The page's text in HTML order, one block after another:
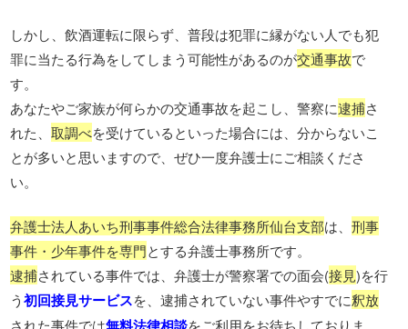
しかし、飲酒運転に限らず、普段は犯罪に縁がない人でも犯
罪に当たる行為をしてしまう可能性があるのが交通事故で
す。
あなたやご家族が何らかの交通事故を起こし、警察に逮捕さ
れた、取調べを受けているといった場合には、分からないこ
とが多いと思いますので、ぜひ一度弁護士にご相談くださ
い。
弁護士法人あいち刑事事件総合法律事務所仙台支部は、刑事
事件・少年事件を専門とする弁護士事務所です。
逮捕されている事件では、弁護士が警察署での面会(接見)を行
う初回接見サービスを、逮捕されていない事件やすでに釈放
された事件では
をご利用をお待ちしておりま